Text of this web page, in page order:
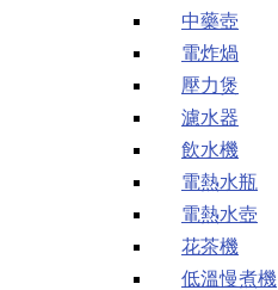
中藥壺
電炸煱
壓力煲
濾水器
飲水機
電熱水瓶
電熱水壺
花茶機
低溫慢煮機